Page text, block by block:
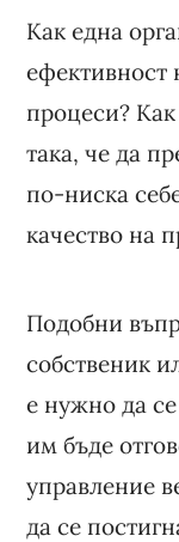
Как една
ефективност
процеси?
така, че да
по-ниска
качество на
Подобни
собственик
е нужно да се
им бъде
управление
да се